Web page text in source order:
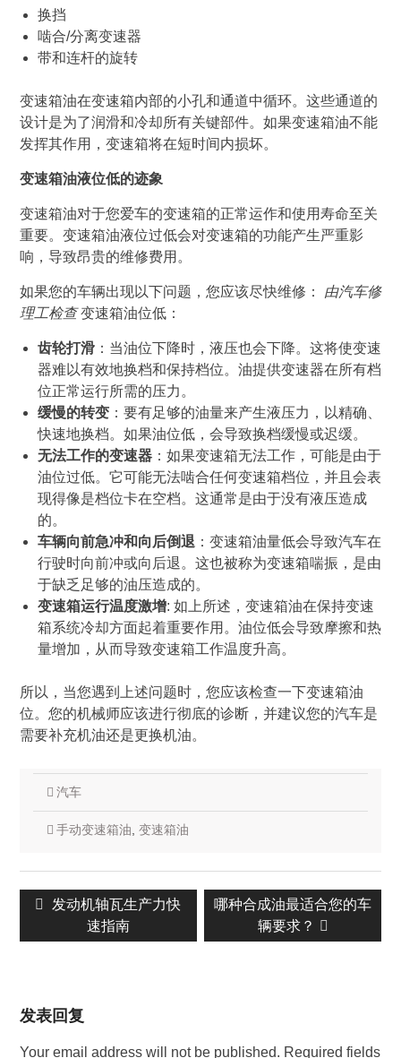
换挡
啮合/分离变速器
带和连杆的旋转
变速箱油在变速箱内部的小孔和通道中循环。这些通道的
设计是为了润滑和冷却所有关键部件。如果变速箱油不能
发挥其作用，变速箱将在短时间内损坏。
变速箱油液位低的迹象
变速箱油对于您爱车的变速箱的正常运作和使用寿命至关
重要。变速箱油液位过低会对变速箱的功能产生严重影
响，导致昂贵的维修费用。
如果您的车辆出现以下问题，您应该尽快维修： 由汽车修
理工检查变速箱油位低：
齿轮打滑：当油位下降时，液压也会下降。这将使变速
器难以有效地换档和保持档位。油提供变速器在所有档
位正常运行所需的压力。
缓慢的转变：要有足够的油量来产生液压力，以精确、
快速地换档。如果油位低，会导致换档缓慢或迟缓。
无法工作的变速器：如果变速箱无法工作，可能是由于
油位过低。它可能无法啮合任何变速箱档位，并且会表
现得像是档位卡在空档。这通常是由于没有液压造成
的。
车辆向前急冲和向后倒退 ：变速箱油量低会导致汽车在
行驶时向前冲或向后退。这也被称为变速箱喘振，是由
于缺乏足够的油压造成的。
变速箱运行温度激增: 如上所述，变速箱油在保持变速
箱系统冷却方面起着重要作用。油位低会导致摩擦和热
量增加，从而导致变速箱工作温度升高。
所以，当您遇到上述问题时，您应该检查一下变速箱油
位。您的机械师应该进行彻底的诊断，并建议您的汽车是
需要补充机油还是更换机油。
汽车
手动变速箱油 变速箱油
文
章
导
上
发动机轴瓦生产力快
速指南
下
哪种合成油最适合您的车
辆要求？
发表回复
Your email address will not be published. Required fields